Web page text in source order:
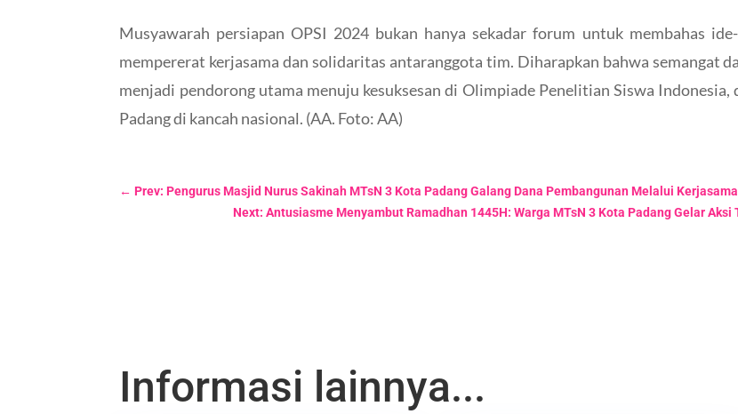
Musyawarah persiapan OPSI 2024 bukan hanya sekadar forum untuk membahas
mempererat kerjasama dan solidaritas antaranggota tim. Diharapkan bahwa semangat
menjadi pendorong utama menuju kesuksesan di Olimpiade Penelitian Siswa
Padang di kancah nasional. (AA. Foto: AA)
←Prev: Pengurus Masjid Nurus Sakinah MTsN 3 Kota Padang Galang Dana Pembangunan Melalui
Next: Antusiasme Menyambut Ramadhan 1445H: Warga MTsN 3 Kota Padang Gelar
Informasi lainnya...